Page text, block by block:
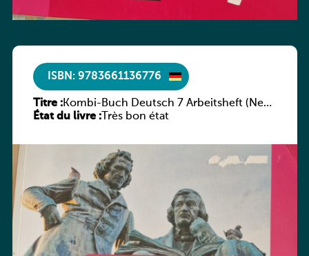
ISBN: 9783661136776
Titre :Kombi-Buch Deutsch 7 Arbeitsheft (Neue
Ausgabe Luxemburg)
État du livre :Très bon état